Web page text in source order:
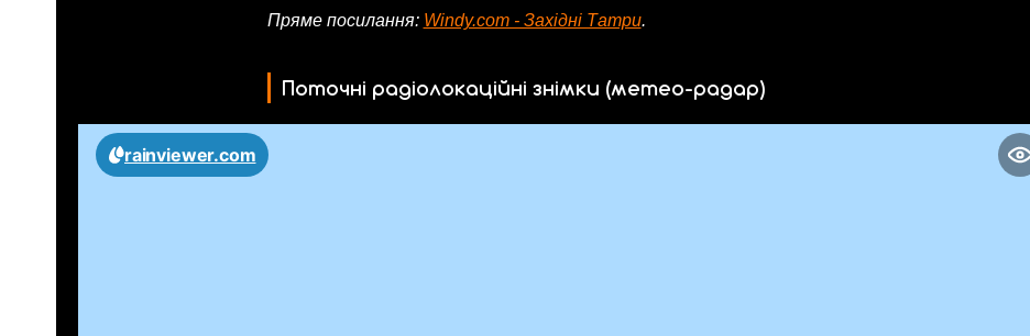
Пряме посилання: Windy.com - Західні Татри.
Поточні радіолокаційні знімки (метео-радар)